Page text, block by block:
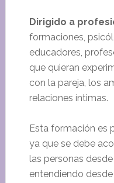
Dirigido a
formaciones,
educadores,
que quieran
con la pareja, los
relaciones íntimas.
Esta formación es
ya que se debe
las personas
entendiendo